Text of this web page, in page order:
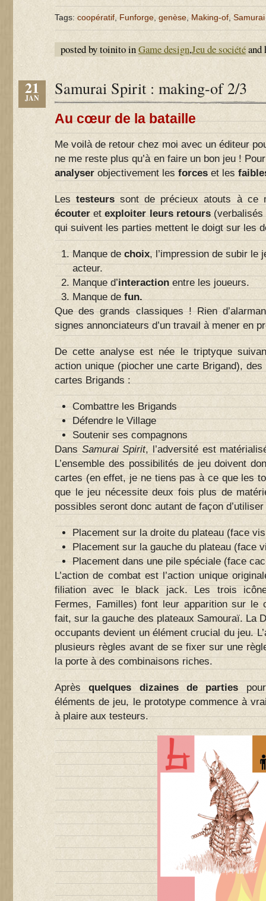
Tags:coopératif,Funforge,genèse,Making-of,
posted by toinito inGame design,Jeu de sociétéand
21
JAN Samurai Spirit : making-of 2/3
Au cœur de la bataille
Me voilà de retour chez moi avec un éditeur
ne me reste plus qu’à en faire un bon jeu !
analyserobjectivement lesforceset les
Lestesteurssont de précieux atouts à ce
écouteretexploiter leurs retours(verbalisés
qui suivent les parties mettent le doigt sur les
Manque dechoix, l’impression de subir le
acteur.
Manque d’interaction entre les joueurs.
Manque defun.
Que des grands classiques ! Rien
signes annonciateurs d’un travail à mener en
De cette analyse est née le triptyque
action unique (piocher une carte Brigand),
cartes Brigands :
Combattre les Brigands
Défendre le Village
Soutenir ses compagnons
Dans Samurai Spirit, l’adversité est
L’ensemble des possibilités de jeu doivent
cartes (en effet, je ne tiens pas à ce que les
que le jeu nécessite deux fois plus de
possibles seront donc autant de façon
Placement sur la droite du plateau (face
Placement sur la gauche du plateau (face
Placement dans une pile spéciale (face
L’action de combat est l’action unique
filiation avec le black jack. Les trois
Fermes, Familles) font leur apparition sur
fait, sur la gauche des plateaux Samouraï. La
occupants devient un élément crucial du jeu.
plusieurs règles avant de se fixer sur une
la porte à des combinaisons riches.
Aprèsquelques dizaines de parties
éléments de jeu, le prototype commence à
à plaire aux testeurs.